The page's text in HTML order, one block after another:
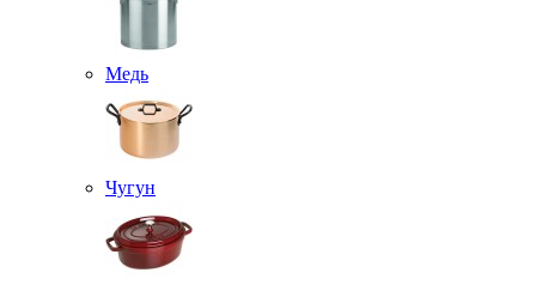
Медь
Чугун